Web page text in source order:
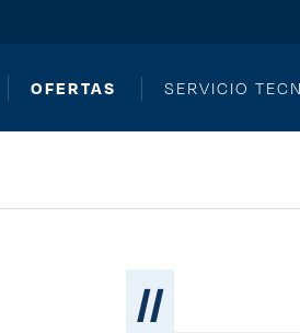
OFERTAS SERVICIO
//